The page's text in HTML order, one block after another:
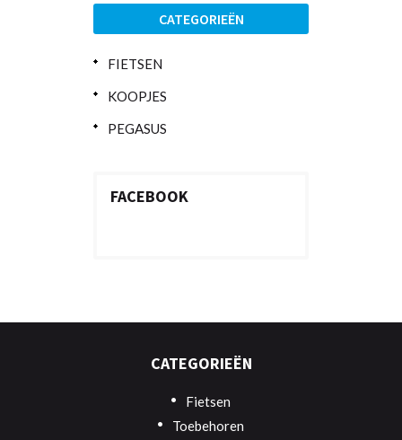
CATEGORIEËN
FIETSEN
KOOPJES
PEGASUS
FACEBOOK
CATEGORIEËN
Fietsen
Toebehoren